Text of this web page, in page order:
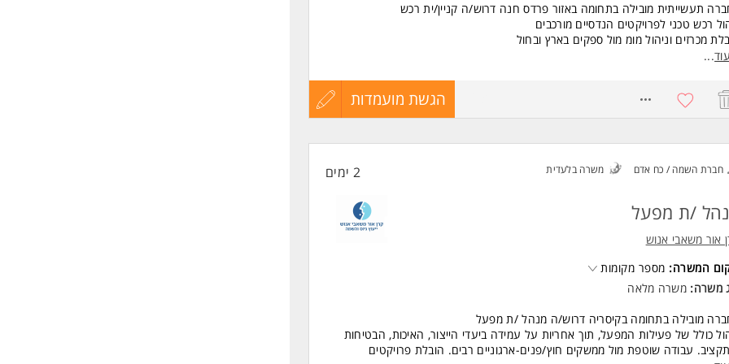
משרות ומידע על משאב - הון אנושי >
תעשייתית מובילה בתחומה באזור פרדס חנה דרוש/ה קניין/ית רכש
רכש טכני לפרויקטים הנדסיים מורכבים
מכרזים וניהול מומ מול ספקים בארץ ובחול
עם מפרטים ושרטוטים והבטחת התאמה לצרכים תפעוליים
אחר לוחות זמנים ותקציבים
ת או מהנדס/ת תעשייה וניהול או מכונות - חובה
ברמה גבוהה - חובה
ברכש טכני - חובה
ממפעלים תעשייתיים - יתרון המשרה מיועדת לנשים ולגברים כאחד.
משרות ומידע על קרן אור משאבי אנוש >
עוד...
הגשת מועמדות
עדכון
חברת השמה / כח אדם משרה בלעדית 2 ימים
/ת מפעל
אור משאבי אנוש
המשרה: מספר מקומות
משרה: משרה מלאה
מובילה בתחומה בקיסריה דרוש/ה מנהל /ת מפעל
כולל של פעילות המפעל, תוך אחריות על עמידה ביעדי הייצור, האיכות, הבטיחות
עבודה שוטפת מול ממשקים חוץ/פנים-ארגוניים רבים. הובלת פרויקטים